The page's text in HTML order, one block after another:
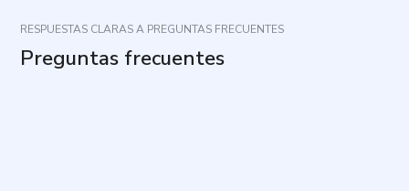
RESPUESTAS CLARAS A PREGUNTAS FRECUENTES
Preguntas frecuentes